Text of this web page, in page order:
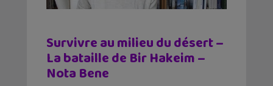
Survivre au milieu du désert –
La bataille de Bir Hakeim –
Nota Bene